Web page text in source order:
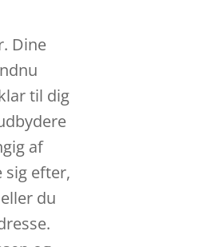
Dine
til dig
af
sig efter,
du